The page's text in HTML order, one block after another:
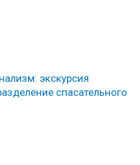
экскурсия
спасательного